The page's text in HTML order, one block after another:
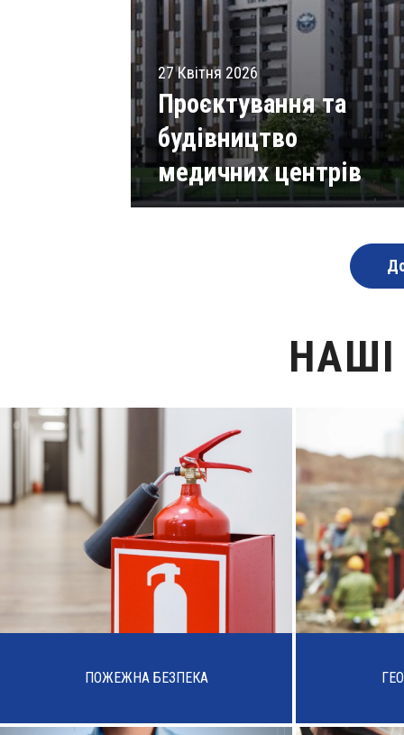
27 Квітня 2026
Проєктування та
будівництво
медичних центрів
ПОЖЕЖНА БЕЗПЕКА